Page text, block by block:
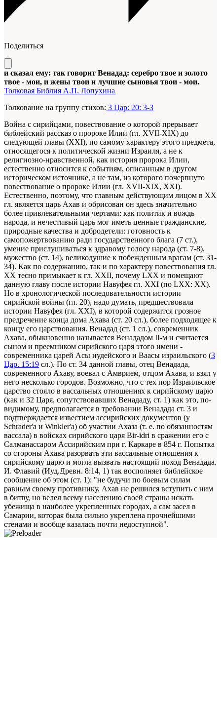
Поделиться
и сказал ему: так говорит Венадад: серебро твое и золото
твое - мои, и жены твои и лучшие сыновья твои - мои.
Толковая Библия А.П. Лопухина
Толкование на группу стихов: 3 Цар: 20: 3-3
Война с сирийцами, повествование о которой прерывает
библейский рассказ о пророке Илии (гл. XVII-XIX) до
следующей главы (XXI), по самому характеру этого предмета,
относящегося к политической жизни Израиля, а не к
религиозно-нравственной, как история пророка Илии,
естественно относится к событиям, описанным в другом
историческом источнике, а не там, из которого почерпнуто
повествование о пророке Илии (гл. XVII-XIX, XXI).
Естественно, поэтому, что главным действующим лицом в XX
гл. является царь Ахав и обрисован он здесь значительно
более привлекательными чертами: как политик и вождь
народа, и нечестивый царь мог иметь ценные гражданские,
природные качества и добродетели: готовность к
самопожертвованию ради государственного блага (7 ст.),
умение прислушиваться к здравому голосу народа (ст. 7-8),
мужество (ст. 14), великодушие к побежденным врагам (ст. 31-
34). Как по содержанию, так и по характеру повествования гл.
XX тесно примыкает к гл. XXII, почему LXX и помещают
данную главу после истории Навуфея гл. XXI (по LXX: XX).
Но в хронологической последовательности истории
сирийской войны (гл. 20), надо думать, предшествовала
истории Навуфея (гл. XXI), в которой содержится грозное
предречение конца дома Ахава (ст. 20 сл.), более подходящее к
концу его царствования. Венадад (ст. 1 сл.), современник
Ахава, обыкновенно называется Венададом II-м и считается
сыном и преемником сирийского царя этого имени -
современника царей Асы иудейского и Ваасы израильского (3
Цар. 15:19 сл.). По ст. 34 данной главы, отец Венадада,
современного Ахаву, воевал с Амврием, отцом Ахава, и взял у
него несколько городов. Возможно, что с тех пор Израильское
царство стояло в вассальных отношениях к сирийскому царю
(как и 32 Царя, сопутствовавших Венададу, ст. 1) как это, по-
видимому, предполагается в требовании Венадада ст. 3 и
подтверждается известием ассирийских документов (у
Schrader'a и Winkler'a) об участии Ахаза (т. е. по обязанностям
вассала) в войсках сирийского царя Bir-idri в сражении его с
Салманассаром Ассирийским при г. Каркаре в 854 г. Попытка
со стороны Ахава разорвать эти вассальные отношения к
сирийскому царю и могла вызвать настоящий поход Венадада.
И. Флавий (Иуд.Древн. 8:14, 1) так восполняет библейское
сообщение об этом (ст. 1): "не будучи по боевым силам
равным своему противнику, Ахав не решился вступить с ним
в битву, но велел всему населению своей страны искать
убежища в наиболее укрепленных городах, а сам засел в
Самарии, которая была сильно укреплена прочнейшими
стенами и вообще казалась почти недоступной".